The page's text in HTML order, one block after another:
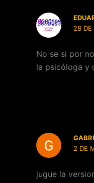
28
No se si por
la psicóloga y
2 DE
jugue la